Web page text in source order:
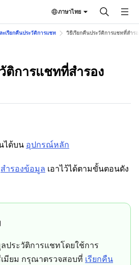
ภาษาไทย
ะเรียกคืนประวัติการแชท วิธีเรียกคืนประวัติการแชทที่สำร
ติการแชทที่สำรอง
ได้บน อุปกรณ์หลัก
สำรองข้อมูล เอาไว้ได้ตามขั้นตอนดัง
ประวัติการแชทโดยใช้การ
มียม กรุณาตรวจสอบที่ เรียกคืน